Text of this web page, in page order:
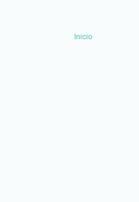
Inicio